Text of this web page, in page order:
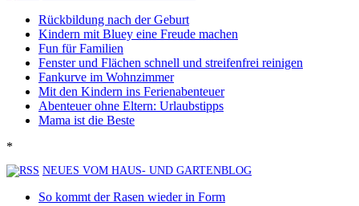
Rückbildung nach der Geburt
Kindern mit Bluey eine Freude machen
Fun für Familien
Fenster und Flächen schnell und streifenfrei reinigen
Fankurve im Wohnzimmer
Mit den Kindern ins Ferienabenteuer
Abenteuer ohne Eltern: Urlaubstipps
Mama ist die Beste
*
NEUES VOM HAUS- UND GARTENBLOG
So kommt der Rasen wieder in Form